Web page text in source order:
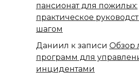
пансионат для пожилых:
практическое
шагом
Даниил к записи Обзор
программ для
инцидентами